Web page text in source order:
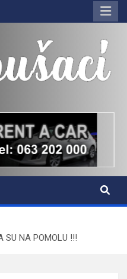
SU NA POMOLU !!!